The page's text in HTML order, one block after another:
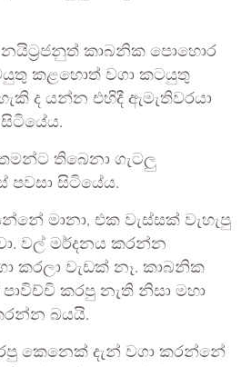
නයිට්‍රජනුත් කාබනික පොහොර
කළහොත් වගා කටයුතු
ද යන්න එහිදී ඇමැතිවරයා
තිබෙනා ගැටලු
සිටියේය.
මානා, එක වැස්සක් වැහැපු
වල් මර්දනය කරන්න
කරලා වැඩක් නෑ. කාබනික
කරපු නැති නිසා මහා
බයයි.
කෙනෙක් දැන් වගා කරන්නේ